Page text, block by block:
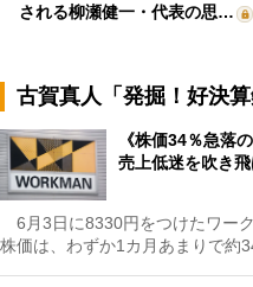
される柳瀬健一・代表の思…
古賀真人「発掘！好決算
《株価34％急落
売上低迷を吹き
6月3日に8330円をつけたワー
株価は、わずか1カ月あまりで約